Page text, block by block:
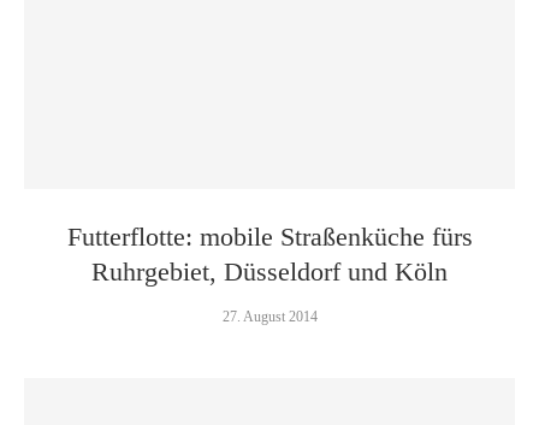
Futterflotte: mobile Straßenküche fürs
Ruhrgebiet, Düsseldorf und Köln
27. August 2014